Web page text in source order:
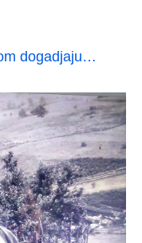
dogadjaju…